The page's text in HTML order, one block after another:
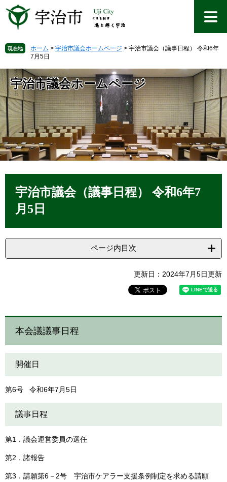
先
で
す
。
を
ば
し
て
本
文
へ
現在地 ホーム > 宇治市議会ホームページ > 宇治市議会（議事日程） 令和6年
7月5日
宇治市議会ホームページ
宇治市議会（議事日程） 令和6年7
月5日
ページ内目次
更新日：2024年7月5日更新
本会議議事日程
開催日
第6号 令和6年7月5日
議事日程
第1．議会運営委員の選任
第2．諸報告
第3．請願第6－2号 宇治市ケアラー支援条例制定を求める請願